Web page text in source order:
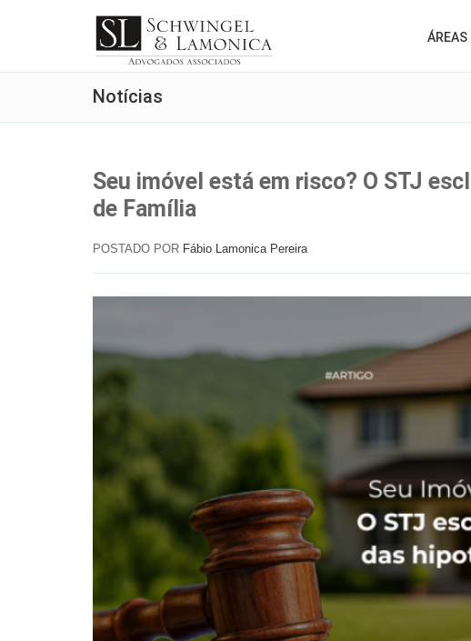
ÁREAS
Notícias
Seu imóvel está em risco? O STJ
de Família
POSTADO POR Fábio Lamonica Pereira